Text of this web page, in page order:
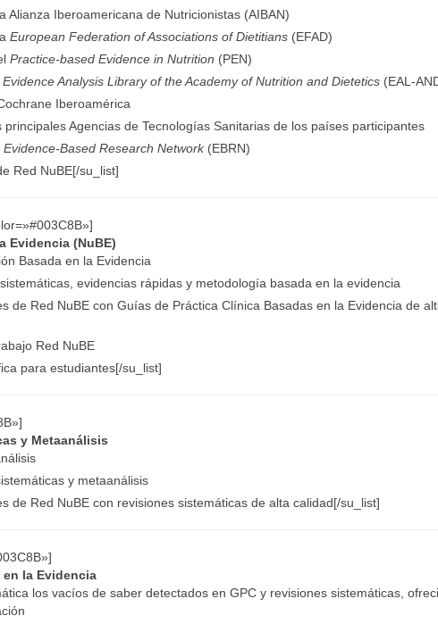
Iberoamericana de Nutricionistas (AIBAN)
European Federation of Associations of Dietitians (EFAD)
Practice-based Evidence in Nutrition (PEN)
Evidence Analysis Library of the Academy of Nutrition and Dietetics (EAL-
Iberoamérica
Agencias de Tecnologías Sanitarias de los países participantes
Evidence-Based Research Network(EBRN)
Red NuBE[/su_list]
Evidencia (NuBE)
Basada en la Evidencia
evidencias rápidas y metodología basada en la evidencia
de Red NuBE con Guías de Práctica Clínica Basadas en la Evidencia de
Red NuBE
para estudiantes[/su_list]
y Metaanálisis
y metaanálisis
de Red NuBE con revisiones sistemáticas de alta calidad[/su_list]
la Evidencia
los vacíos de saber detectados en GPC y revisiones sistemáticas,